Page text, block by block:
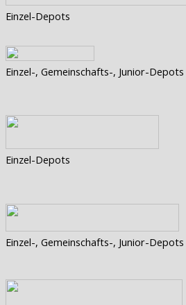
Einzel-Depots
Einzel-, Gemeinschafts-, Junior-Depots
Einzel-Depots
Einzel-, Gemeinschafts-, Junior-Depots